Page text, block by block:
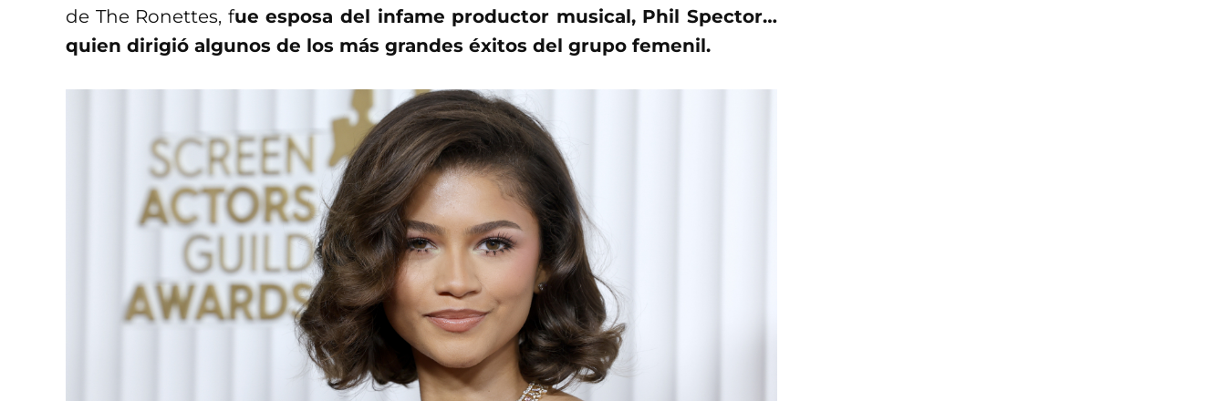
de The Ronettes, fue esposa del infame productor musical, Phil Spector…
quien dirigió algunos de los más grandes éxitos del grupo femenil.